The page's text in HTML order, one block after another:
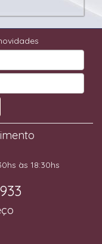
às 18:30hs